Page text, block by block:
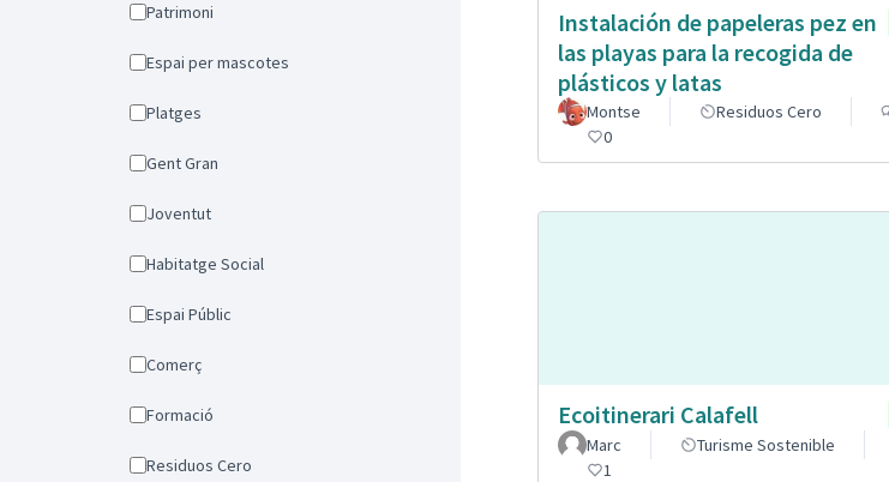
Patrimoni
Espai per mascotes
Platges
Gent Gran
Joventut
Habitatge Social
Espai Públic
Comerç
Formació
Residuos Cero
Instalación de papeleras pez en
las playas para la recogida de
plásticos y latas
Montse Residuos Cero
0
Ecoitinerari Calafell
Marc
Turisme Sostenible
1